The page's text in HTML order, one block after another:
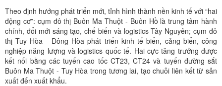
Theo định hướng phát triển mới, tỉnh hình thành nền kinh tế với “hai
động cơ”: cụm đô thị Buôn Ma Thuột - Buôn Hồ là trung tâm hành
chính, đổi mới sáng tạo, chế biến và logistics Tây Nguyên; cụm đô
thị Tuy Hòa - Đông Hòa phát triển kinh tế biển, cảng biển, công
nghiệp năng lượng và logistics quốc tế. Hai cực tăng trưởng được
kết nối bằng các tuyến cao tốc CT23, CT24 và tuyến đường sắt
Buôn Ma Thuột - Tuy Hòa trong tương lai, tạo chuỗi liên kết từ sản
xuất đến xuất khẩu.